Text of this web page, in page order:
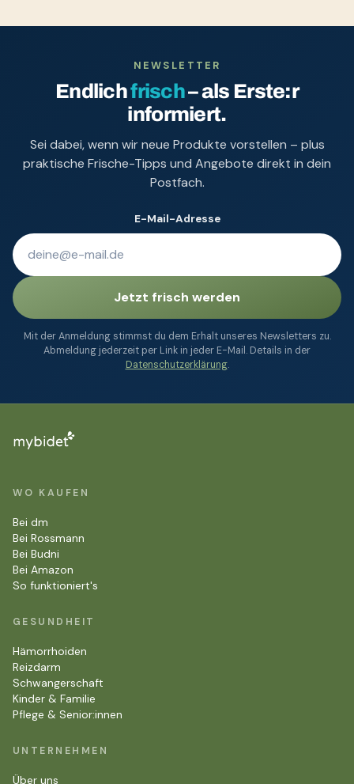
NEWSLETTER
Endlichfrisch– als Erste:r
informiert.
Sei dabei, wenn wir neue Produkte vorstellen – plus
praktische Frische-Tipps und Angebote direkt in dein
Postfach.
E-Mail-Adresse
Jetzt frisch werden
Mit der Anmeldung stimmst du dem Erhalt unseres Newsletters zu.
Abmeldung jederzeit per Link in jeder E-Mail. Details in der
Datenschutzerklärung.
WO KAUFEN
Bei dm
Bei Rossmann
Bei Budni
Bei Amazon
So funktioniert's
GESUNDHEIT
Hämorrhoiden
Reizdarm
Schwangerschaft
Kinder & Familie
Pflege & Senior:innen
UNTERNEHMEN
Über uns